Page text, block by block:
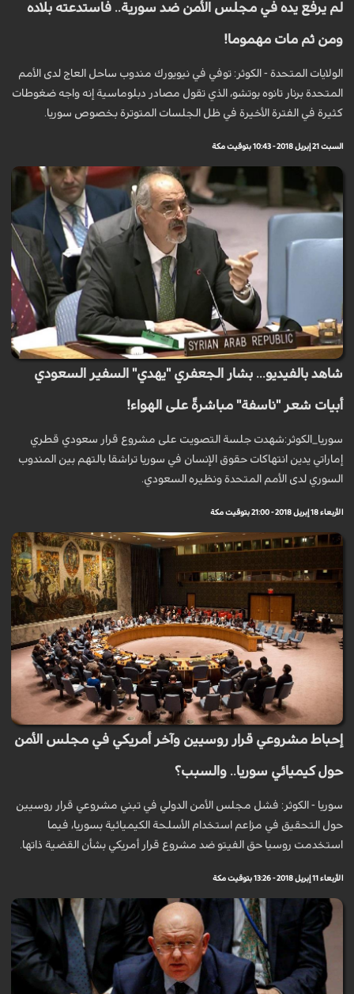
لم يرفع يده في مجلس الأمن ضد سورية.. فاستدعته بلاده
ومن ثم مات مهموما!
الولايات المتحدة - الكوثر: توفي في نيويورك مندوب ساحل العاج لدى الأمم
المتحدة برنار تانوه بوتشو، الذي تقول مصادر دبلوماسية إنه واجه ضغوطات
كثيرة في الفترة الأخيرة في ظل الجلسات المتوترة بخصوص سوريا.
السبت 21 إبريل 2018 - 10:43 بتوقيت مكة
شاهد بالفيديو... بشار الجعفري "يهدي" السفير السعودي
أبيات شعر "ناسفة" مباشرةً على الهواء!
سوريا_الكوثر:شهدت جلسة التصويت على مشروع قرار سعودي قطري
إماراتي يدين انتهاكات حقوق الإنسان في سوريا تراشقا بالتهم بين المندوب
السوري لدى الأمم المتحدة ونظيره السعودي.
الأربعاء 18 إبريل 2018 - 21:00 بتوقيت مكة
إحباط مشروعي قرار روسيين وآخر أمريكي في مجلس الأمن
حول كيميائي سوريا.. والسبب؟
سوريا - الكوثر: فشل مجلس الأمن الدولي في تبني مشروعي قرار روسيين
حول التحقيق في مزاعم استخدام الأسلحة الكيميائية بسوريا، فيما
استخدمت روسيا حق الفيتو ضد مشروع قرار أمريكي بشأن القضية ذاتها.
الأربعاء 11 إبريل 2018 - 13:26 بتوقيت مكة